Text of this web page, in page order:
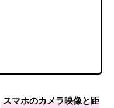
スマホのカメラ映像と距